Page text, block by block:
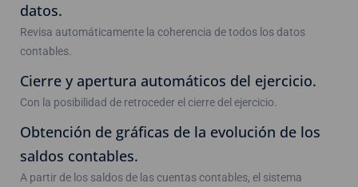
datos.
Revisa automáticamente la coherencia de todos los datos
contables.
Cierre y apertura automáticos del ejercicio.
Con la posibilidad de retroceder el cierre del ejercicio.
Obtención de gráficas de la evolución de los
saldos contables.
A partir de los saldos de las cuentas contables, el sistema